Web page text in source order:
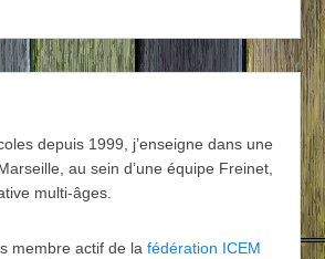
depuis 1999, j’enseigne dans une
au sein d’une équipe Freinet,
multi-âges.
membre actif de la fédération ICEM